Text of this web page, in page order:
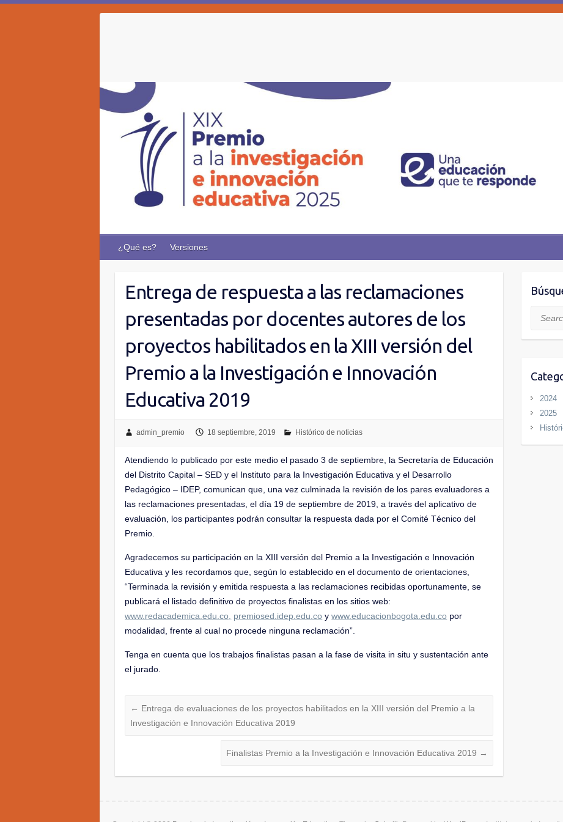
¿Qué es? Versiones
Entrega de respuesta a las reclamaciones
presentadas por docentes autores de los
proyectos habilitados en la XIII versión del
Premio a la Investigación e Innovación
Educativa 2019
admin_premio 18 septiembre, 2019 Histórico de noticias
Atendiendo lo publicado por este medio el pasado 3 de septiembre, la Secretaría de Educación
del Distrito Capital – SED y el Instituto para la Investigación Educativa y el Desarrollo
Pedagógico – IDEP, comunican que, una vez culminada la revisión de los pares evaluadores a
las reclamaciones presentadas, el día 19 de septiembre de 2019, a través del aplicativo de
evaluación, los participantes podrán consultar la respuesta dada por el Comité Técnico del
Premio.
Agradecemos su participación en la XIII versión del Premio a la Investigación e Innovación
Educativa y les recordamos que, según lo establecido en el documento de orientaciones,
“Terminada la revisión y emitida respuesta a las reclamaciones recibidas oportunamente, se
publicará el listado definitivo de proyectos finalistas en los sitios web:
www.redacademica.edu.co, premiosed.idep.edu.co ywww.educacionbogota.edu.co por
modalidad, frente al cual no procede ninguna reclamación”.
Tenga en cuenta que los trabajos finalistas pasan a la fase de visita in situ y sustentación ante
el jurado.
← Entrega de evaluaciones de los proyectos habilitados en la XIII versión del Premio a la
Investigación e Innovación Educativa 2019
Finalistas Premio a la Investigación e Innovación Educativa 2019 →
Search
2024
2025